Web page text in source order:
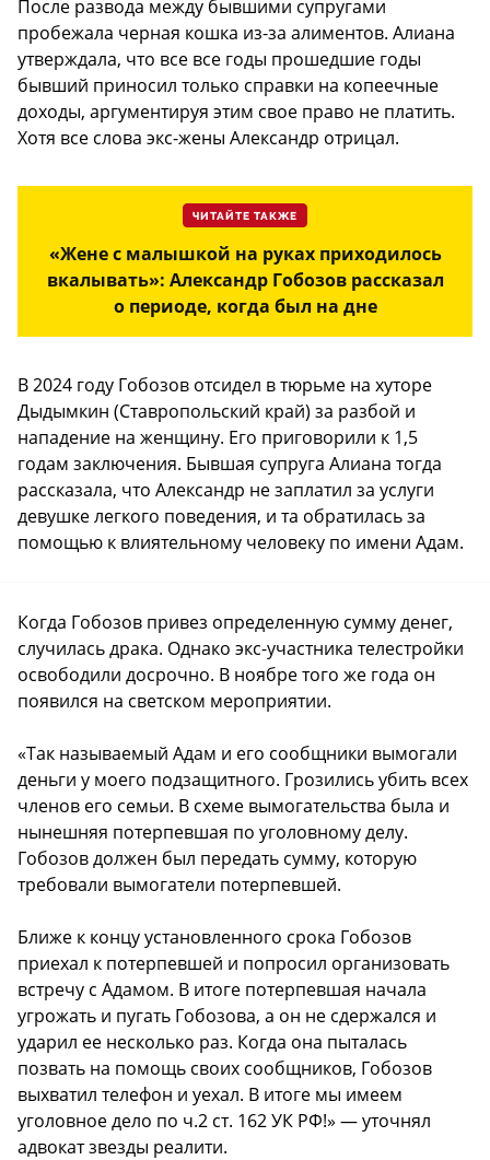
После развода между бывшими супругами
пробежала черная кошка из-за алиментов. Алиана
утверждала, что все все годы прошедшие годы
бывший приносил только справки на копеечные
доходы, аргументируя этим свое право не платить.
Хотя все слова экс-жены Александр отрицал.
ЧИТАЙТЕ ТАКЖЕ
«Жене с малышкой на руках приходилось
вкалывать»: Александр Гобозов рассказал
о периоде, когда был на дне
В 2024 году Гобозов отсидел в тюрьме на хуторе
Дыдымкин (Ставропольский край) за разбой и
нападение на женщину. Его приговорили к 1,5
годам заключения. Бывшая супруга Алиана тогда
рассказала, что Александр не заплатил за услуги
девушке легкого поведения, и та обратилась за
помощью к влиятельному человеку по имени Адам.
Когда Гобозов привез определенную сумму денег,
случилась драка. Однако экс-участника телестройки
освободили досрочно. В ноябре того же года он
появился на светском мероприятии.
«Так называемый Адам и его сообщники вымогали
деньги у моего подзащитного. Грозились убить всех
членов его семьи. В схеме вымогательства была и
нынешняя потерпевшая по уголовному делу.
Гобозов должен был передать сумму, которую
требовали вымогатели потерпевшей.
Ближе к концу установленного срока Гобозов
приехал к потерпевшей и попросил организовать
встречу с Адамом. В итоге потерпевшая начала
угрожать и пугать Гобозова, а он не сдержался и
ударил ее несколько раз. Когда она пыталась
позвать на помощь своих сообщников, Гобозов
выхватил телефон и уехал. В итоге мы имеем
уголовное дело по ч.2 ст. 162 УК РФ!» — уточнял
адвокат звезды реалити.